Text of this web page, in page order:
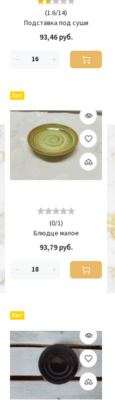
(1.6/14)
Подставка под суши
93,46 руб.
Хит
(0/1)
Блюдце малое
93,79 руб.
Хит